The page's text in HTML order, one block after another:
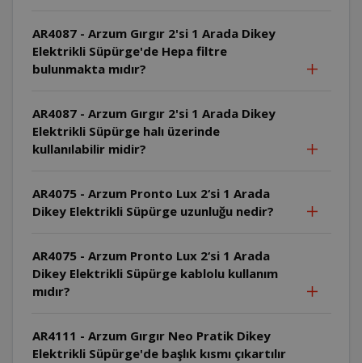
AR4087 - Arzum Gırgır 2'si 1 Arada Dikey
Elektrikli Süpürge'de Hepa filtre
bulunmakta mıdır?
AR4087 - Arzum Gırgır 2'si 1 Arada Dikey
Elektrikli Süpürge halı üzerinde
kullanılabilir midir?
AR4075 - Arzum Pronto Lux 2‘si 1 Arada
Dikey Elektrikli Süpürge uzunluğu nedir?
AR4075 - Arzum Pronto Lux 2‘si 1 Arada
Dikey Elektrikli Süpürge kablolu kullanım
mıdır?
AR4111 - Arzum Gırgır Neo Pratik Dikey
Elektrikli Süpürge'de başlık kısmı çıkartılır